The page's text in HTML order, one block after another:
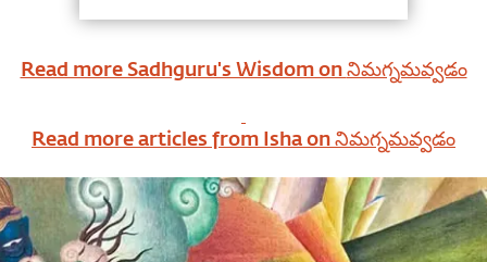
Read more Sadhguru's Wisdom onనిమగ్నమవ్వడం
Read more articles from Isha onనిమగ్నమవ్వడం